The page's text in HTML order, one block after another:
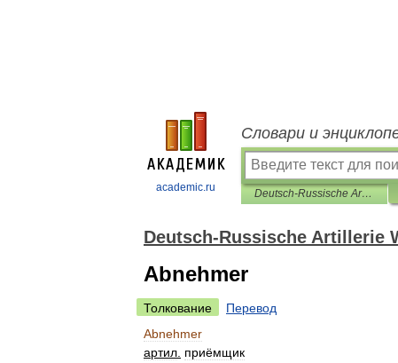
academic.ru
Словари и
Deutsch-Russische Artillerie Wörterbuch
Deutsch-Russische Artillerie
Abnehmer
Толкование
Перевод
Abnehmer
артил приёмщик